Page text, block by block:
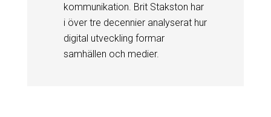
kommunikation. Brit Stakston har
i över tre decennier analyserat hur
digital utveckling formar
samhällen och medier.